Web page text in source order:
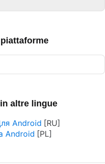
altre lingue
Android
Android